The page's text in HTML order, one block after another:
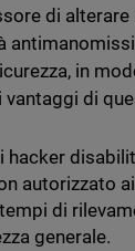
di
in
di
hacker
autorizzato
di
generale.